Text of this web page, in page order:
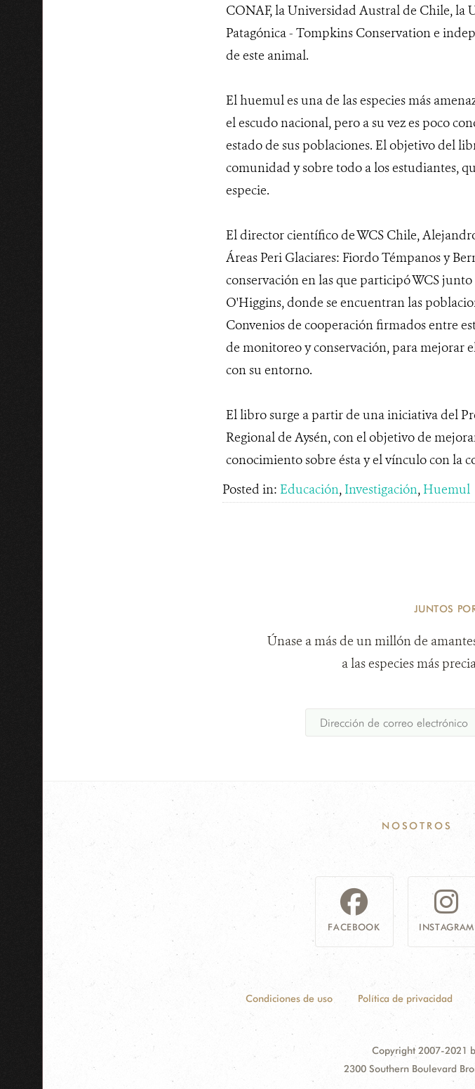
CONAF, la Universidad Austral de Chile, la
Patagónica - Tompkins Conservation e
de este animal.
El huemul es una de las especies más
el escudo nacional, pero a su vez es poco
estado de sus poblaciones. El objetivo del
comunidad y sobre todo a los estudiantes,
especie.
El director científico de WCS Chile,
Áreas Peri Glaciares: Fiordo Témpanos y
conservación en las que participó WCS
O'Higgins, donde se encuentran las
Convenios de cooperación firmados entre
de monitoreo y conservación, para mejorar
con su entorno.
El libro surge a partir de una iniciativa del
Regional de Aysén, con el objetivo de
conocimiento sobre ésta y el vínculo con la
Posted in: Educación, Investigación, Huemul
JUNTOS
Únase a más de un millón de
a las especies más
NOSOTROS
FACEBOOK INSTAGRAM
Condiciones de uso Política de privacidad
Copyright 2007-2021
Information
Address:
2300 Southern Boulevard